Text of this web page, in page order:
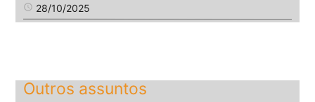
access_time 28/10/2025
Outros assuntos